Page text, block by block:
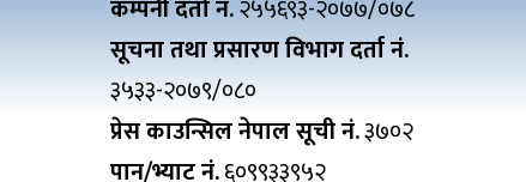
कम्पनी दर्ता नं.२५५६९३-२०७७/०७८
सूचना तथा प्रसारण विभाग दर्ता नं.
३५३३-२०७९/०८०
प्रेस काउन्सिल नेपाल सूची नं.३७०२
पान/भ्याट नं.६०९९३३९५२